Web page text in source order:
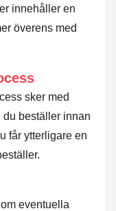
innehåller en
överens med
sker med
du beställer innan
får ytterligare en
eventuella